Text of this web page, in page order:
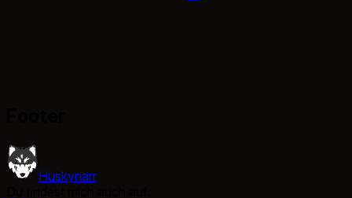
Huskynarr